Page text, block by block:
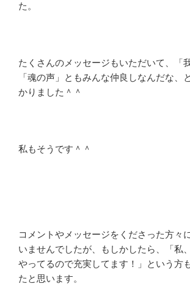
た。
たくさんのメッセージもいただいて、「
「魂の声」ともみんな仲良しなんだな、
かりました＾＾
私もそうです＾＾
コメントやメッセージをくださった方々
いませんでしたが、もしかしたら、「私
やってるので充実してます！」という方
たと思います。